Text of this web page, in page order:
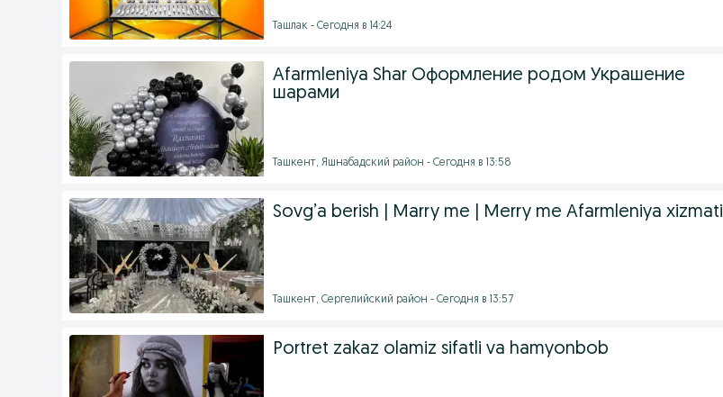
Ташлак - Сегодня в 14:24
Afarmleniya Shar Оформление родом Украшение
шарами
Ташкент, Яшнабадский район - Сегодня в 13:58
Sovg’a berish | Marry me | Merry me Afarmleniya xizmati
Ташкент, Сергелийский район - Сегодня в 13:57
Portret zakaz olamiz sifatli va hamyonbob